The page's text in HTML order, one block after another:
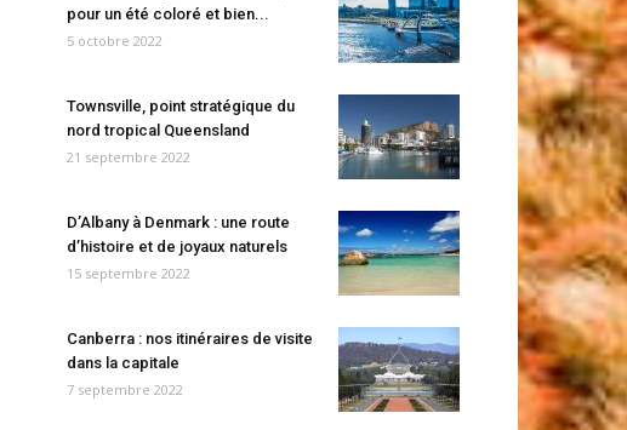
pour un été coloré et bien...
5 octobre 2022
Townsville, point stratégique du
nord tropical Queensland
21 septembre 2022
D’Albany à Denmark : une route
d’histoire et de joyaux naturels
15 septembre 2022
Canberra : nos itinéraires de visite
dans la capitale
7 septembre 2022